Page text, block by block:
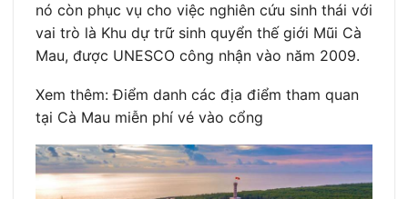
nó còn phục vụ cho việc nghiên cứu sinh thái với
vai trò là Khu dự trữ sinh quyển thế giới Mũi Cà
Mau, được UNESCO công nhận vào năm 2009.
Xem thêm: Điểm danh các địa điểm tham quan
tại Cà Mau miễn phí vé vào cổng